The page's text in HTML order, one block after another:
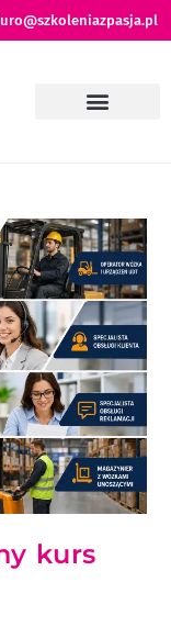
kurs